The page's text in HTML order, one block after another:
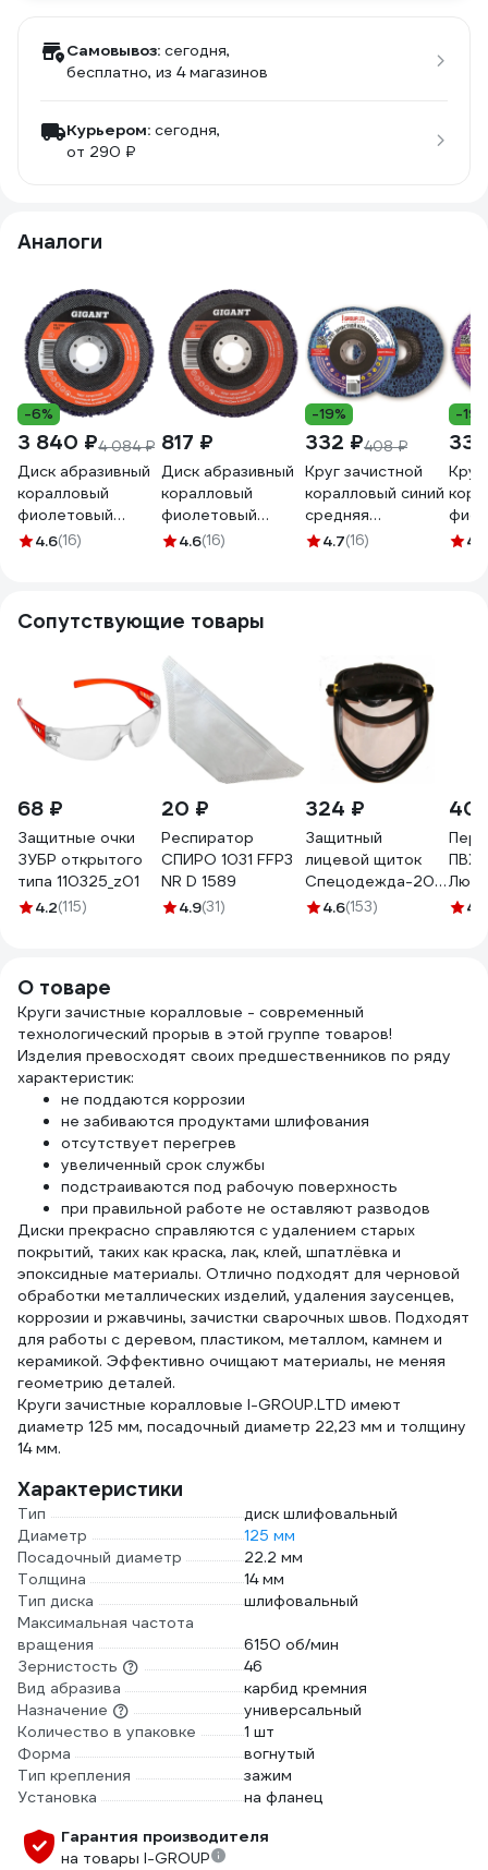
Самовывоз: сегодня,
бесплатно, из 4 магазинов
Курьером: сегодня,
от 290 ₽
Аналоги
-6%
3 840 ₽4 084 ₽
Диск абразивный
коралловый
фиолетовый
125х22 мм, 5 шт
4.6(16)
817 ₽
Диск абразивный
коралловый
фиолетовый
125х22 мм Gigant
4.6(16)
-19%
332 ₽408 ₽
Круг зачистной
коралловый синий
средняя
жесткость I-
4.7(16)
-
Круг
4.6
Сопутствующие товары
68 ₽
Защитные очки
ЗУБР открытого
типа 110325_z01
4.2(115)
20 ₽
Респиратор
СПИРО 1031 FFP3
NR D 1589
4.9(31)
324 ₽
Защитный
лицевой щиток
Спецодежда-2000
НБТ-ЕВРО 1040
4.6(153)
40
ПВХ
104.7
О товаре
Круги зачистные коралловые - современный
технологический прорыв в этой группе товаров!
Изделия превосходят своих предшественников по ряду
характеристик:
не поддаются коррозии
не забиваются продуктами шлифования
отсутствует перегрев
увеличенный срок службы
подстраиваются под рабочую поверхность
при правильной работе не оставляют разводов
Диски прекрасно справляются с удалением старых
покрытий, таких как краска, лак, клей, шпатлёвка и
эпоксидные материалы. Отлично подходят для черновой
обработки металлических изделий, удаления заусенцев,
коррозии и ржавчины, зачистки сварочных швов. Подходят
для работы с деревом, пластиком, металлом, камнем и
керамикой. Эффективно очищают материалы, не меняя
геометрию деталей.
Круги зачистные коралловые I-GROUP.LTD имеют
диаметр 125 мм, посадочный диаметр 22,23 мм и толщину
14 мм.
Характеристики
Тип
диск шлифовальный
Диаметр
125 мм
Посадочный диаметр
22.2 мм
Толщина
14 мм
Тип диска
шлифовальный
Максимальная частота
вращения
6150 об/мин
Зернистость
46
Вид абразива
карбид кремния
Назначение
универсальный
Количество в упаковке
1 шт
Форма
вогнутый
Тип крепления
зажим
Установка
на фланец
Гарантия производителя
на товары I-GROUP